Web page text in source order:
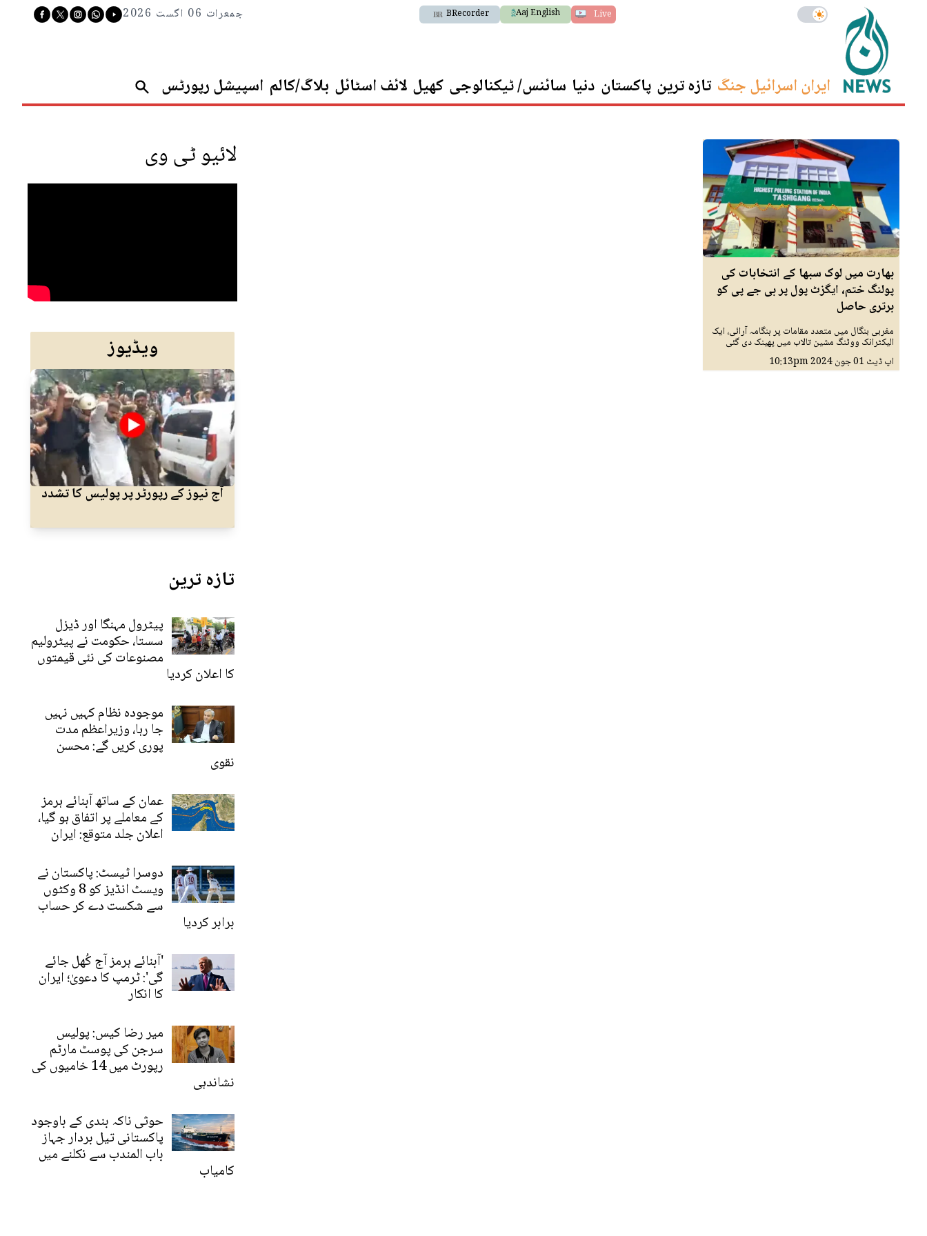
Live
Aaj English
BRecorder جمعرات 06 اگست 2026
ایران اسرائیل جنگ تازہ ترین پاکستان دنیا سائنس/ ٹیکنالوجی کھیل لائف اسٹائل بلاگ/کالم اسپیشل رپورٹس
بھارت میں لوک سبھا کے انتخابات کی
پولنگ ختم، ایگزٹ پول پر بی جے پی کو
برتری حاصل
مغربی بنگال میں متعدد مقامات پر ہنگامہ آرائی، ایک
الیکٹرانک ووٹنگ مشین تالاب میں پھینک دی گئی
اپ ڈیٹ 01 جون 2024 10:13pm
لائیو ٹی وی
ویڈیوز
آج نیوز کے رپورٹر پر پولیس کا تشدد
تازہ ترین
پیٹرول مہنگا اور ڈیزل
سستا، حکومت نے پیٹرولیم
مصنوعات کی نئی قیمتوں
کا اعلان کردیا
موجودہ نظام کہیں نہیں
جا رہا، وزیراعظم مدت
پوری کریں گے: محسن
نقوی
عمان کے ساتھ آبنائے ہرمز
کے معاملے پر اتفاق ہو گیا،
اعلان جلد متوقع: ایران
دوسرا ٹیسٹ: پاکستان نے
ویسٹ انڈیز کو 8 وکٹوں
سے شکست دے کر حساب
برابر کردیا
'آبنائے ہرمز آج کُھل جائے
گی': ٹرمپ کا دعویٰ؛ ایران
کا انکار
میر رضا کیس: پولیس
سرجن کی پوسٹ مارٹم
رپورٹ میں 14 خامیوں کی
نشاندہی
حوثی ناکہ بندی کے باوجود
پاکستانی تیل بردار جہاز
باب المندب سے نکلنے میں
کامیاب